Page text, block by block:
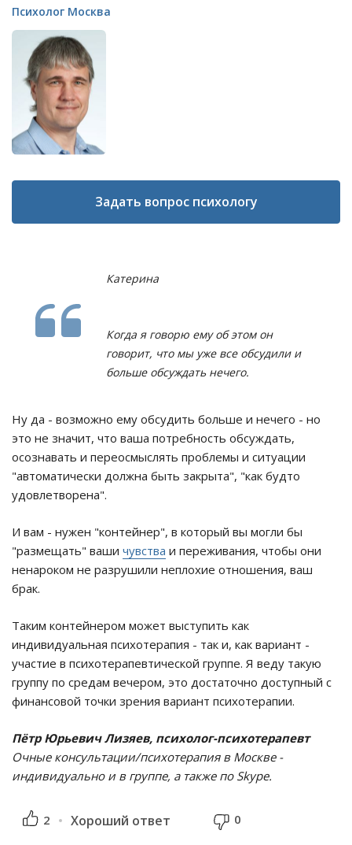
Психолог Москва
Задать вопрос психологу
Катерина
Когда я говорю ему об этом он
говорит, что мы уже все обсудили и
больше обсуждать нечего.
Ну да - возможно ему обсудить больше и нечего - но
это не значит, что ваша потребность обсуждать,
осознавать и переосмыслять проблемы и ситуации
"автоматически должна быть закрыта", "как будто
удовлетворена".
И вам - нужен "контейнер", в который вы могли бы
"размещать" ваши чувства и переживания, чтобы они
ненароком не разрушили неплохие отношения, ваш
брак.
Таким контейнером может выступить как
индивидуальная психотерапия - так и, как вариант -
участие в психотерапевтической группе. Я веду такую
группу по средам вечером, это достаточно доступный с
финансовой точки зрения вариант психотерапии.
Пётр Юрьевич Лизяев, психолог-психотерапевт
Очные консультации/психотерапия в Москве -
индивидуально и в группе, а также по Skype.
2 Хороший ответ 0